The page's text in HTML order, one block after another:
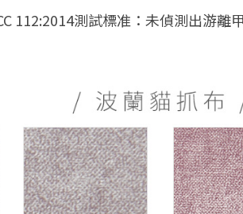
112:2014測試標准：未偵測出游離